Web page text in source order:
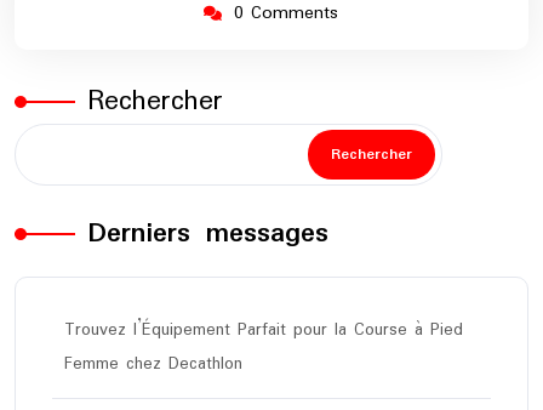
0 Comments
Rechercher
Rechercher
Derniers messages
Trouvez l’Équipement Parfait pour la Course à Pied
Femme chez Decathlon